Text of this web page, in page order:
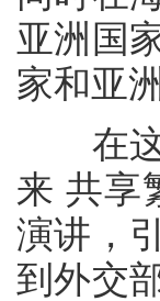
亚洲国
家和亚
在这
来 共享
演讲，
到外交